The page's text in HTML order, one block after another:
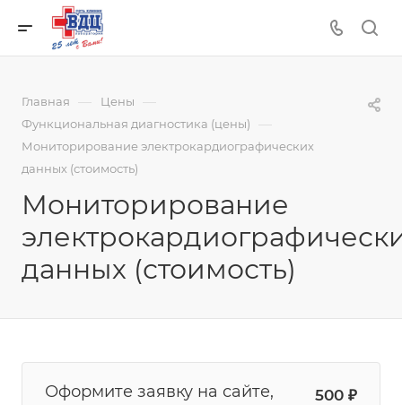
Главная — Цены —
Функциональная диагностика (цены) —
Мониторирование электрокардиографических
данных (стоимость)
Мониторирование
данных (стоимость)
Оформите заявку на сайте,
500 ₽